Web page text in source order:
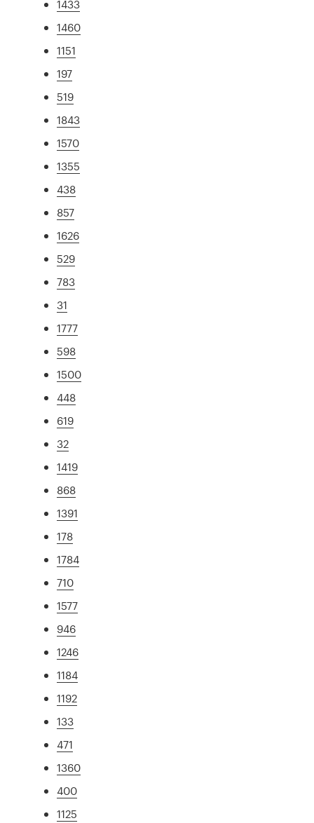
1433
1460
1151
197
519
1843
1570
1355
438
857
1626
529
783
31
1777
598
1500
448
619
32
1419
868
1391
178
1784
710
1577
946
1246
1184
1192
133
471
1360
400
1125